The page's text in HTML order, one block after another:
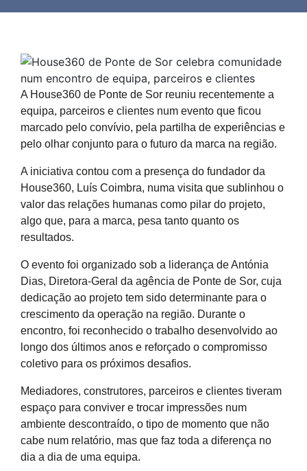
A House360 de Ponte de Sor reuniu recentemente a
equipa, parceiros e clientes num evento que ficou
marcado pelo convívio, pela partilha de experiências e
pelo olhar conjunto para o futuro da marca na região.
A iniciativa contou com a presença do fundador da
House360, Luís Coimbra, numa visita que sublinhou o
valor das relações humanas como pilar do projeto,
algo que, para a marca, pesa tanto quanto os
resultados.
O evento foi organizado sob a liderança de Antónia
Dias, Diretora-Geral da agência de Ponte de Sor, cuja
dedicação ao projeto tem sido determinante para o
crescimento da operação na região. Durante o
encontro, foi reconhecido o trabalho desenvolvido ao
longo dos últimos anos e reforçado o compromisso
coletivo para os próximos desafios.
Mediadores, construtores, parceiros e clientes tiveram
espaço para conviver e trocar impressões num
ambiente descontraído, o tipo de momento que não
cabe num relatório, mas que faz toda a diferença no
dia a dia de uma equipa.